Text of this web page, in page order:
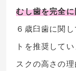
むし歯を完全
６歳臼歯に関
トを推奨して
スクの高さの